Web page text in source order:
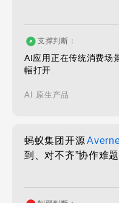
支撑判断：
AI应用正在传统消费场
幅打开
AI 原生产品
蚂蚁集团开源
到、对不齐”协作难题